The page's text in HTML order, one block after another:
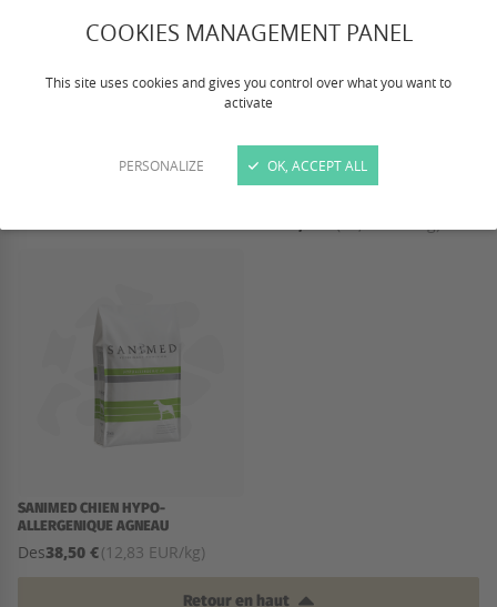
COOKIES MANAGEMENT PANEL
This site uses cookies and gives you control over what you want to
activate
PERSONALIZE OK, ACCEPT ALL
SANIMED CHIEN HYPO-
SANIMED CHIEN HYPO-
ALLERGENIQUE AGNEAU
Des38,50 €(12,83 EUR/kg)
Retour en haut